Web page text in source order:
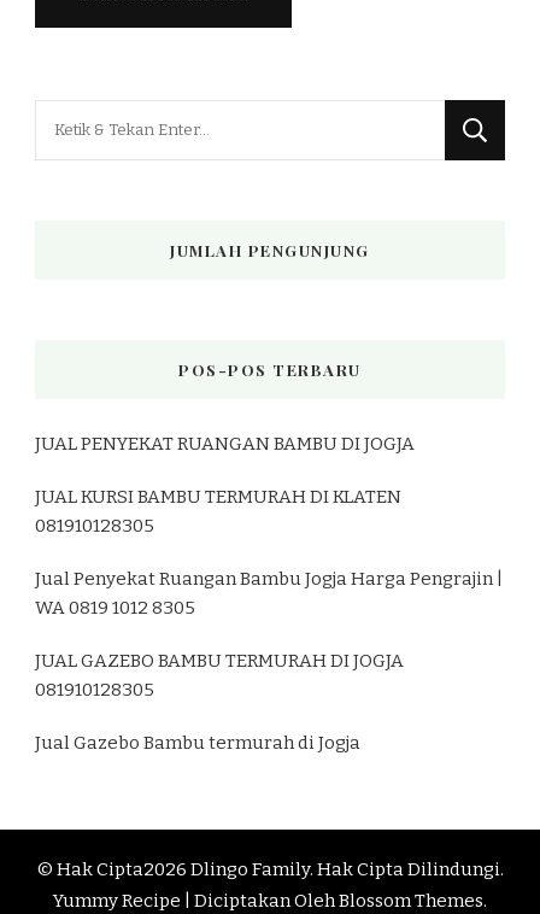
JUMLAH PENGUNJUNG
POS-POS TERBARU
JUAL PENYEKAT RUANGAN BAMBU DI JOGJA
JUAL KURSI BAMBU TERMURAH DI KLATEN
081910128305
Jual Penyekat Ruangan Bambu Jogja Harga Pengrajin |
WA 0819 1012 8305
JUAL GAZEBO BAMBU TERMURAH DI JOGJA
081910128305
Jual Gazebo Bambu termurah di Jogja
© Hak Cipta2026 Dlingo Family. Hak Cipta Dilindungi.
Yummy Recipe | Diciptakan OlehBlossom Themes.